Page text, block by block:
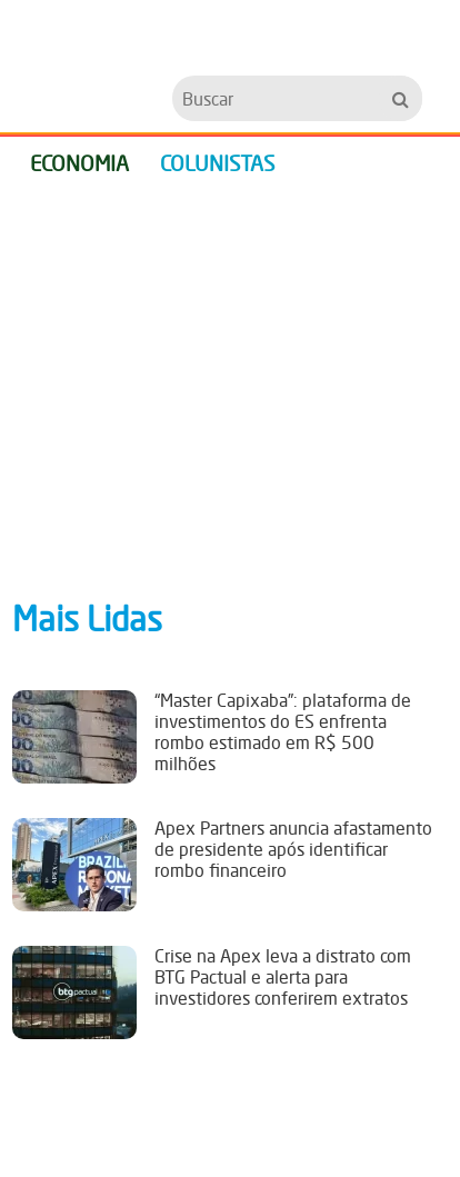
Buscar
ECONOMIA COLUNISTAS
Mais Lidas
“Master Capixaba”: plataforma de
investimentos do ES enfrenta
rombo estimado em R$ 500
milhões
Apex Partners anuncia afastamento
de presidente após identificar
rombo financeiro
Crise na Apex leva a distrato com
BTG Pactual e alerta para
investidores conferirem extratos